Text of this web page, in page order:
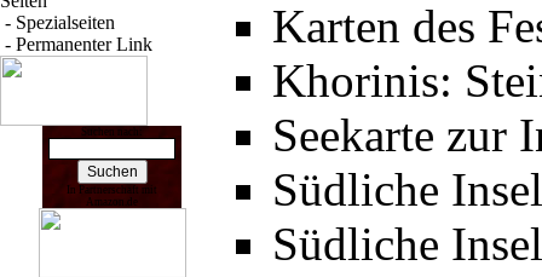
- Spezialseiten
- Permanenter Link
Suchen nach:
In Partnerschaft mit
Amazon.de
Karten des
Khorinis:
Seekarte zur
Südliche
Südliche